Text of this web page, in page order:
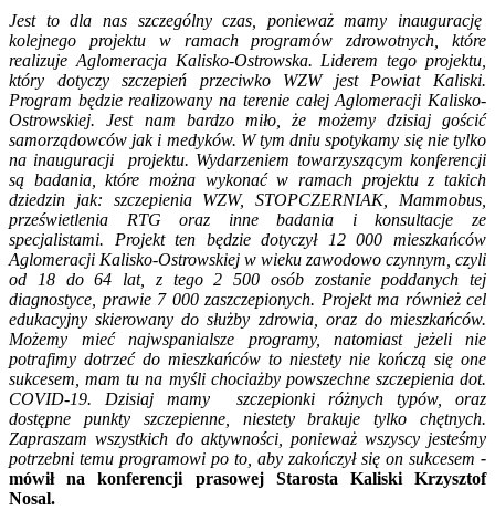
Jest to dla nas szczególny czas, ponieważ mamy inaugurację
kolejnego projektu w ramach programów zdrowotnych, które
realizuje Aglomeracja Kalisko-Ostrowska. Liderem tego projektu,
który dotyczy szczepień przeciwko WZW jest Powiat Kaliski.
Program będzie realizowany na terenie całej Aglomeracji Kalisko-
Ostrowskiej. Jest nam bardzo miło, że możemy dzisiaj gościć
samorządowców jak i medyków. W tym dniu spotykamy się nie tylko
na inauguracji projektu. Wydarzeniem towarzyszącym konferencji
są badania, które można wykonać w ramach projektu z takich
dziedzin jak: szczepienia WZW, STOPCZERNIAK, Mammobus,
prześwietlenia RTG oraz inne badania i konsultacje ze
specjalistami. Projekt ten będzie dotyczył 12 000 mieszkańców
Aglomeracji Kalisko-Ostrowskiej w wieku zawodowo czynnym, czyli
od 18 do 64 lat, z tego 2 500 osób zostanie poddanych tej
diagnostyce, prawie 7 000 zaszczepionych. Projekt ma również cel
edukacyjny skierowany do służby zdrowia, oraz do mieszkańców.
Możemy mieć najwspanialsze programy, natomiast jeżeli nie
potrafimy dotrzeć do mieszkańców to niestety nie kończą się one
sukcesem, mam tu na myśli chociażby powszechne szczepienia dot.
COVID-19. Dzisiaj mamy szczepionki różnych typów, oraz
dostępne punkty szczepienne, niestety brakuje tylko chętnych.
Zapraszam wszystkich do aktywności, ponieważ wszyscy jesteśmy
potrzebni temu programowi po to, aby zakończył się on sukcesem -
mówił na konferencji prasowej Starosta Kaliski Krzysztof
Nosal.